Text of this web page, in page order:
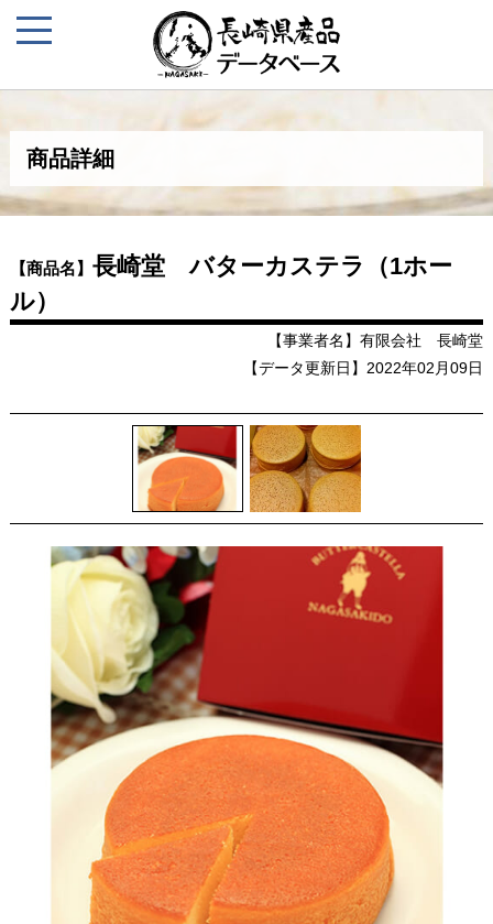
商品詳細
【商品名】 長崎堂 バターカステラ（1ホー
ル）
【事業者名】有限会社 長崎堂
【データ更新日】2022年02月09日